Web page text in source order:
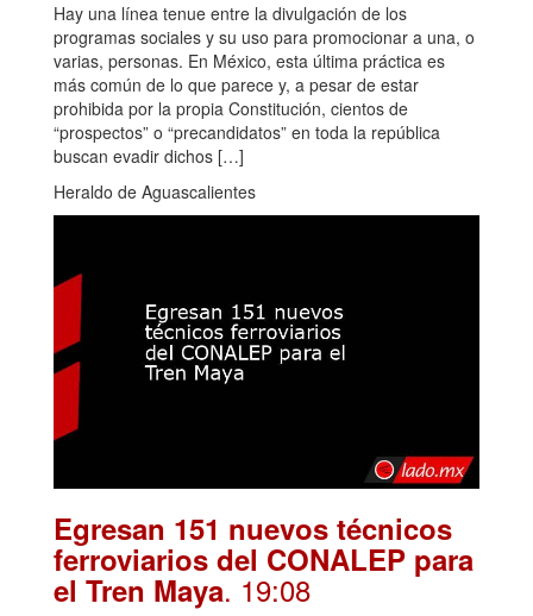
Hay una línea tenue entre la divulgación de los
programas sociales y su uso para promocionar a una, o
varias, personas. En México, esta última práctica es
más común de lo que parece y, a pesar de estar
prohibida por la propia Constitución, cientos de
“prospectos” o “precandidatos” en toda la república
buscan evadir dichos […]
Heraldo de Aguascalientes
Egresan 151 nuevos técnicos
ferroviarios del CONALEP para
el Tren Maya. 19:08